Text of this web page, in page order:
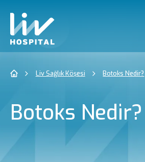
Liv Sağlık Köşesi Botoks Nedir?
Botoks Nedir?